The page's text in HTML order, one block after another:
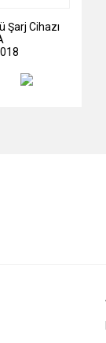
Şarj Cihazı